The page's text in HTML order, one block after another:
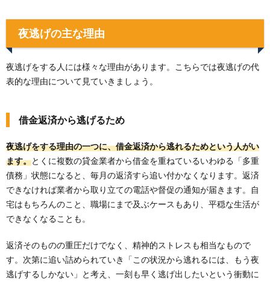
夜逃げの主な理由
夜逃げをする人には様々な理由があります。こちらでは夜逃げの代
表的な理由について見ていきましょう。
借金返済から逃げるため
夜逃げをする理由の一つに、借金返済から逃れるためという人がい
ます。とくに複数の貸金業者から借金を重ねているいわゆる「多重
債務」状態になると、毎月の返済すら追い付かなくなります。返済
できなければ業者から取り立ての電話や督促の通知が届きます。自
宅はもちろんのこと、職場にまで及ぶケースもあり、平穏な生活が
できなくなることも。
返済そのものの重圧だけでなく、精神的ストレスも相当なもので
す。次第に追い詰められていき「この状況から逃れるには、もう夜
逃げするしかない」と考え、一刻も早く逃げ出したいという衝動に